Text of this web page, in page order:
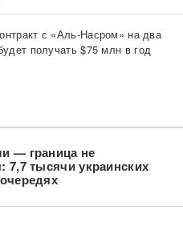
с «Аль-Насром» на два
получать $75 млн в год
— граница не
7,7 тысячи украинских